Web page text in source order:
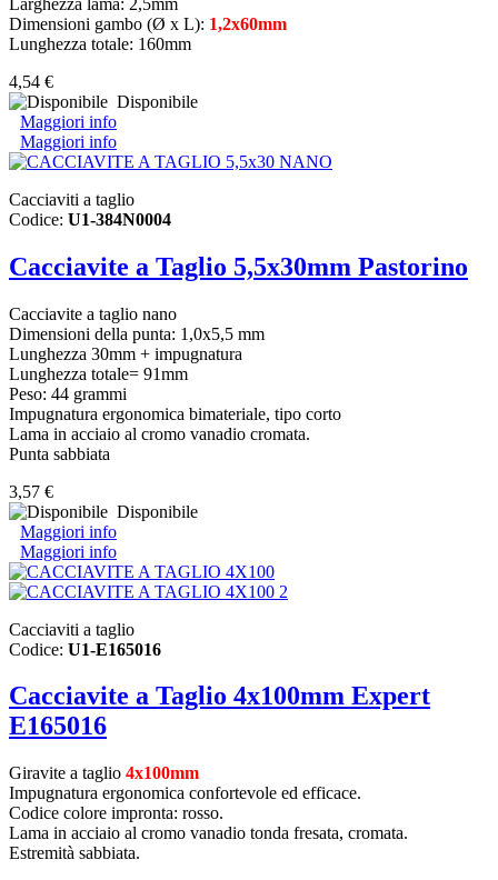
Dimensioni gambo (Ø x L): 1,2x60mm
Lunghezza totale: 160mm
4,54 €
Disponibile
Maggiori info
Maggiori info
Cacciaviti a taglio
Codice: U1-384N0004
Cacciavite a Taglio 5,5x30mm Pastorino
Cacciavite a taglio nano
Dimensioni della punta: 1,0x5,5 mm
Lunghezza 30mm + impugnatura
Lunghezza totale= 91mm
Peso: 44 grammi
Impugnatura ergonomica bimateriale, tipo corto
Lama in acciaio al cromo vanadio cromata.
Punta sabbiata
3,57 €
Disponibile
Maggiori info
Maggiori info
Cacciaviti a taglio
Codice: U1-E165016
Cacciavite a Taglio 4x100mm Expert
E165016
Giravite a taglio 4x100mm
Impugnatura ergonomica confortevole ed efficace.
Codice colore impronta: rosso.
Lama in acciaio al cromo vanadio tonda fresata, cromata.
Estremità sabbiata.